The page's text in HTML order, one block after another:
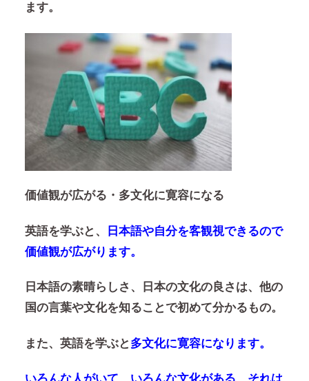
ます。
価値観が広がる・多文化に寛容になる
英語を学ぶと、
日本語や自分を客観視できるので
価値観が広がります。
日本語の素晴らしさ、日本の文化の良さは、他の
国の言葉や文化を知ることで初めて分かるもの。
また、英語を学ぶと 多文化に寛容になります。